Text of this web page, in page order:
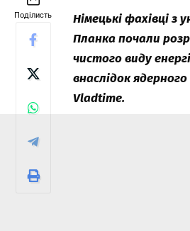
Поділисть
Німецькі фахівці з
Планка почали
чистого виду
внаслідок
Vladtime.